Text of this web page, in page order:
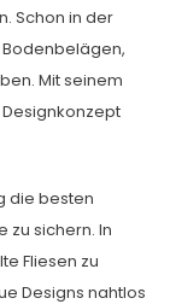
Schon in der
Mit seinem
die besten
zu sichern. In
Fliesen zu
Designs nahtlos